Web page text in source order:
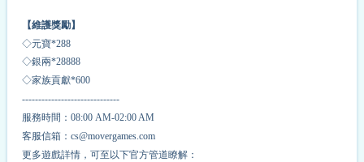
【維護獎勵】
◇元寶*288
◇銀兩*28888
◇家族貢獻*600
------------------------------
服務時間：08:00 AM-02:00 AM
客服信箱：cs@movergames.com
更多遊戲詳情，可至以下官方管道瞭解：